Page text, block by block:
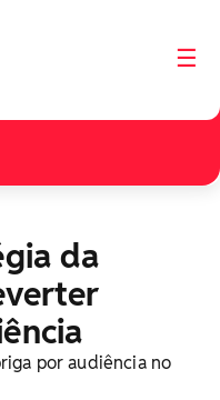
☰
da
por audiência no